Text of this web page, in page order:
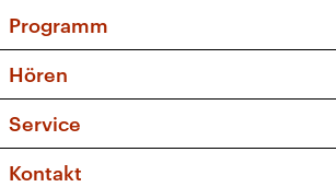
Programm
Sendungen und Podcasts
Musikliste
Kakadu – Das Kinderprogramm
Hören
Frequenzen (UKW + DAB+)
Service
FAQ
Kontakt